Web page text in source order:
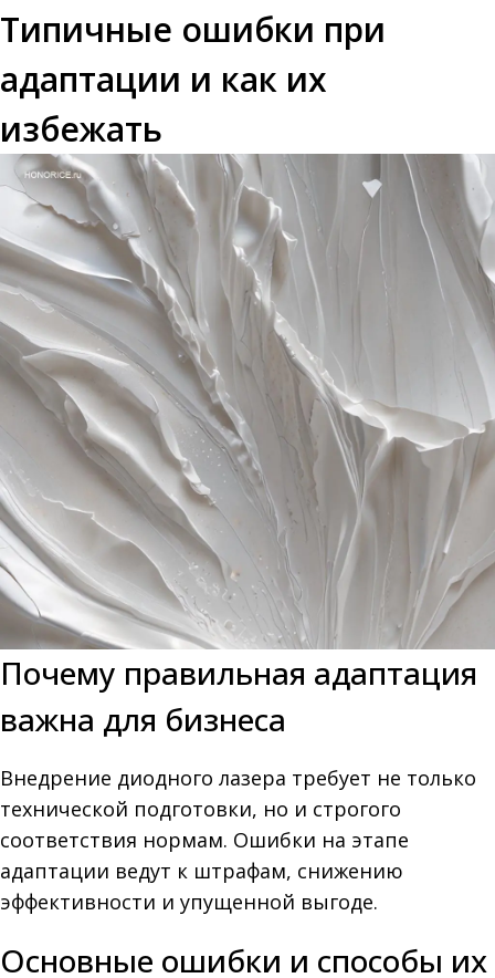
Типичные ошибки при
адаптации и как их
избежать
Почему правильная адаптация
важна для бизнеса
Внедрение диодного лазера требует не только
технической подготовки, но и строгого
соответствия нормам. Ошибки на этапе
адаптации ведут к штрафам, снижению
эффективности и упущенной выгоде.
Основные ошибки и способы их